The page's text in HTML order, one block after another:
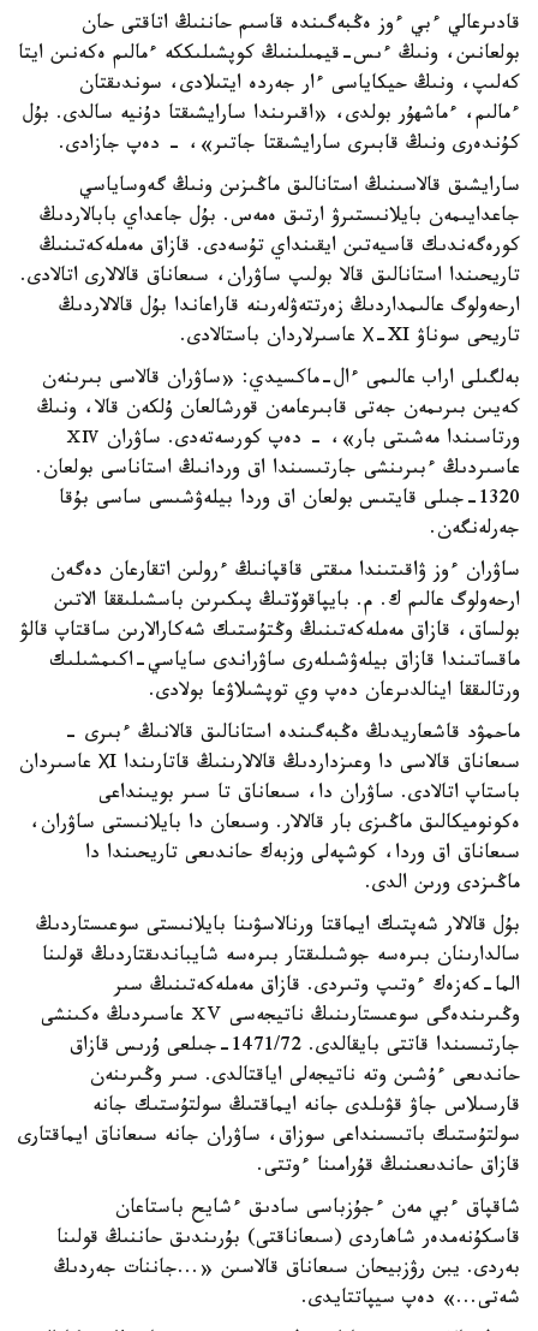
قادىرعالي ءبي ءوز ەڭبەگىندە قاسىم حاننىڭ اتاقتى حان
بولعانىن، ونىڭ ءىس-قيمىلىنىڭ كوپشىلىككە ءمالىم ەكەنىن ايتا
كەلىپ، ونىڭ حيكاياسى ءار جەردە ايتىلادى، سوندىقتان
ءمالىم، ءماشھۇر بولدى، «اقىرىندا سارايشىقتا دۇنيە سالدى. بۇل
كۇندەرى ونىڭ قابىرى سارايشىقتا جاتىر»، - دەپ جازادى.
سارايشىق قالاسىنىڭ استانالىق ماڭىزىن ونىڭ گەوساياسي
جاعدايىمەن بايلانىستىرۋ ارتىق ەمەس. بۇل جاعداي بابالاردىڭ
كورەگەندىك قاسيەتىن ايقىنداي تۇسەدى. قازاق مەملەكەتىنىڭ
تاريحىندا استانالىق قالا بولىپ ساۋران، سىعاناق قالالارى اتالادى.
ارحەولوگ عالىمداردىڭ زەرتتەۋلەرىنە قاراعاندا بۇل قالالاردىڭ
تاريحى سوناۋ Х-XI عاسىرلاردان باستالادى.
بەلگىلى اراب عالىمى ءال-ماكسيدي: «ساۋران قالاسى بىرىنەن
كەيىن بىرىمەن جەتى قابىرعامەن قورشالعان ۇلكەن قالا، ونىڭ
ورتاسىندا مەشىتى بار»، - دەپ كورسەتەدى. ساۋران ⅩⅣ
عاسىردىڭ ءبىرىنشى جارتىسىندا اق وردانىڭ استاناسى بولعان.
1320-جىلى قايتىس بولعان اق وردا بيلەۋشىسى ساسى بۇقا
جەرلەنگەن.
ساۋران ءوز ۋاقىتىندا مىقتى قاقپانىڭ ءرولىن اتقارعان دەگەن
ارحەولوگ عالىم ك. م. بايپاقوۆتىڭ پىكىرىن باسشىلىققا الاتىن
بولساق، قازاق مەملەكەتىنىڭ وڭتۇستىك شەكارالارىن ساقتاپ قالۋ
ماقساتىندا قازاق بيلەۋشىلەرى ساۋراندى ساياسي-اكىمشىلىك
ورتالىققا اينالدىرعان دەپ وي توپشىلاۋعا بولادى.
ماحمۋد قاشعاريدىڭ ەڭبەگىندە استانالىق قالانىڭ ءبىرى -
سىعاناق قالاسى دا وعىزداردىڭ قالالارىنىڭ قاتارىندا ХI عاسىردان
باستاپ اتالادى. ساۋران دا، سىعاناق تا سىر بويىنداعى
ەكونوميكالىق ماڭىزى بار قالالار. وسىعان دا بايلانىستى ساۋران،
سىعاناق اق وردا، كوشپەلى وزبەك حاندىعى تاريحىندا دا
ماڭىزدى ورىن الدى.
بۇل قالالار شەپتىك ايماقتا ورنالاسۋىنا بايلانىستى سوعىستاردىڭ
سالدارىنان بىرەسە جوشىلىقتار بىرەسە شايباندىقتاردىڭ قولىنا
الما-كەزەك ءوتىپ وتىردى. قازاق مەملەكەتىنىڭ سىر
وڭىرىندەگى سوعىستارىنىڭ ناتيجەسى ⅩⅤ عاسىردىڭ ەكىنشى
جارتىسىندا قاتتى بايقالدى. 1471/72-جىلعى ۇرىس قازاق
حاندىعى ءۇشىن وتە ناتيجەلى اياقتالدى. سىر وڭىرىنەن
قارسىلاس جاۋ قۋىلدى جانە ايماقتىڭ سولتۇستىك جانە
سولتۇستىك باتىسىنداعى سوزاق، ساۋران جانە سىعاناق ايماقتارى
قازاق حاندىعىنىڭ قۇرامىنا ءوتتى.
شاقپاق ءبي مەن ءجۇزباسى سادىق ءشايح باستاعان
قاسكۇنەمدەر شاھاردى (سىعاناقتى) بۇرىندىق حاننىڭ قولىنا
بەردى. يبن رۋزبيحان سىعاناق قالاسىن «...جاننات جەردىڭ
شەتى...» دەپ سيپاتتايدى.